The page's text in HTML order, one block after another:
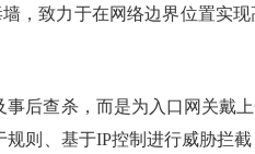
，致力于在网络边界位置实
后查杀，而是为入口网关戴
则、基于IP控制进行威胁拦